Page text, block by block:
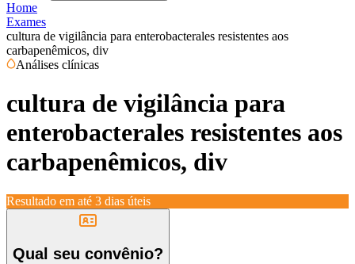
Home
Exames
cultura de vigilância para enterobacterales resistentes aos
carbapenêmicos, div
Análises clínicas
cultura de vigilância para
enterobacterales resistentes aos
carbapenêmicos, div
Resultado em até 3 dias úteis
Qual seu convênio?